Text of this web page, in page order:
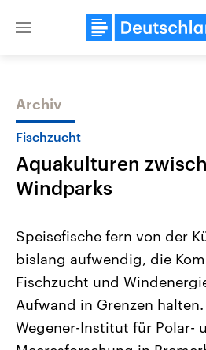
Close
Themen
Landtagswahl Sachsen-Anhalt
2026
Alle Informationen
Sachsen-Anhalt wählt am 6.
September 2026 einen neuen
Landtag. Seit 2021 wird das
Archiv
Fischzucht
Aquakulturen
Windparks
Speisefische fern von der
bislang aufwendig, die
Fischzucht und
Aufwand in Grenzen
Wegener-Institut für Polar-